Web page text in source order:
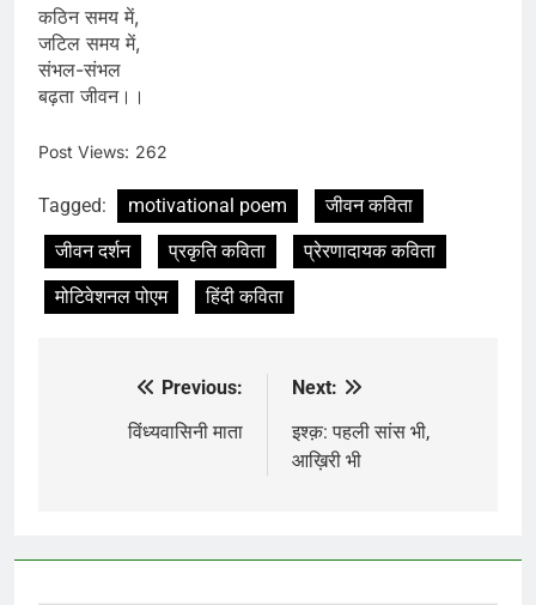
कठिन समय में,
जटिल समय में,
संभल-संभल
बढ़ता जीवन।।
Post Views: 262
Tagged: motivational poem
जीवन कविता
जीवन दर्शन
प्रकृति कविता
प्रेरणादायक कविता
मोटिवेशनल पोएम
हिंदी कविता
navigation
Previous:
विंध्यवासिनी माता
Next:
इश्क़: पहली सांस भी,
आख़िरी भी